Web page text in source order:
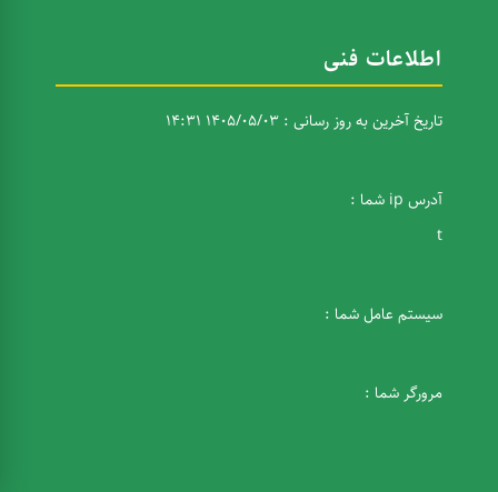
اطلاعات فنی
تاریخ آخرین به روز رسانی : 1405/05/03 14:31
آدرس ip شما :
t
سیستم عامل شما :
مرورگر شما :